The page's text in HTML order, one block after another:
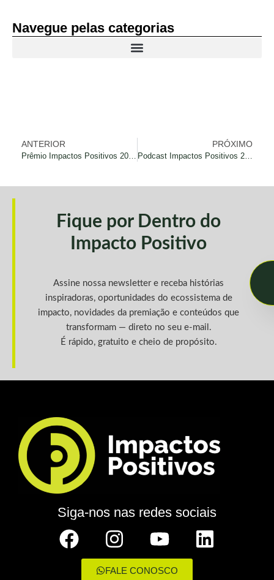
Navegue pelas categorias
ANTERIOR PRÓXIMO
Podcast Impactos Positivos 2024 – Impactos Positivos na Europa
Fique por Dentro do
Impacto Positivo
Assine nossa newsletter e receba histórias
inspiradoras, oportunidades do ecossistema de
impacto, novidades da premiação e conteúdos que
transformam — direto no seu e-mail.
É rápido, gratuito e cheio de propósito.
Siga-nos nas redes sociais
FALE CONOSCO